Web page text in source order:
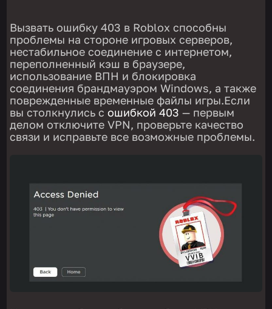
Вызвать ошибку 403 в Roblox способны
проблемы на стороне игровых серверов,
нестабильное соединение с интернетом,
переполненный кэш в браузере,
использование ВПН и блокировка
соединения брандмауэром Windows, а также
поврежденные временные файлы игры.Если
вы столкнулись сошибкой 403 — первым
делом отключите VPN, проверьте качество
связи и исправьте все возможные проблемы.